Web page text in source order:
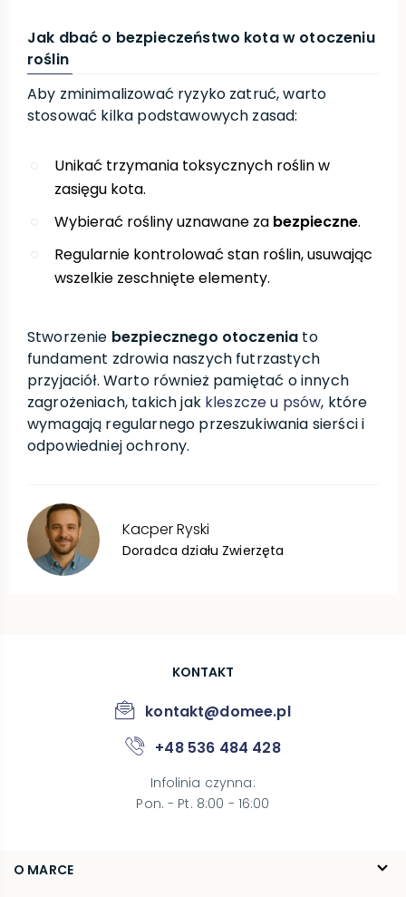
Jak dbać o bezpieczeństwo kota w otoczeniu
roślin
Aby zminimalizować ryzyko zatruć, warto
stosować kilka podstawowych zasad:
Unikać trzymania toksycznych roślin w
zasięgu kota.
Wybierać rośliny uznawane za bezpieczne.
Regularnie kontrolować stan roślin, usuwając
wszelkie zeschnięte elementy.
Stworzenie bezpiecznego otoczenia to
fundament zdrowia naszych futrzastych
przyjaciół. Warto również pamiętać o innych
zagrożeniach, takich jak kleszcze u psów, które
wymagają regularnego przeszukiwania sierści i
odpowiedniej ochrony.
KacperRyski
Doradca działu Zwierzęta
O MARCE
KONTAKT
kontakt@domee.pl
+48 536 484 428
Infolinia czynna:
Pon. - Pt. 8:00 - 16:00